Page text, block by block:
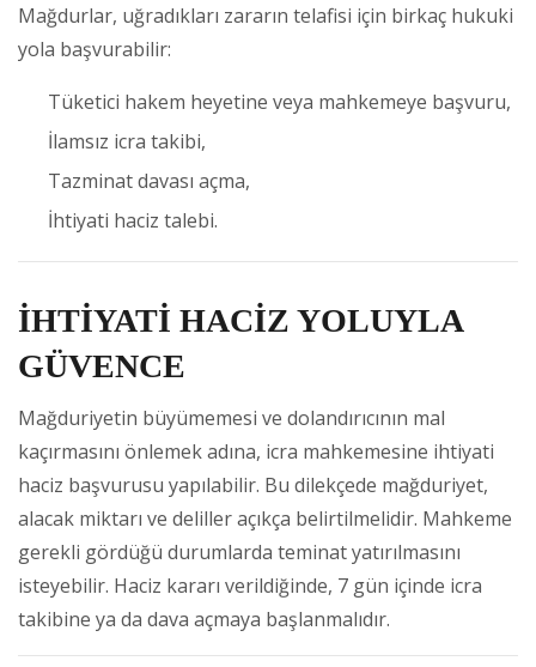
Mağdurlar, uğradıkları zararın telafisi için birkaç hukuki
yola başvurabilir:
Tüketici hakem heyetine veya mahkemeye başvuru,
İlamsız icra takibi,
Tazminat davası açma,
İhtiyati haciz talebi.
İHTİYATİ HACİZ YOLUYLA
GÜVENCE
Mağduriyetin büyümemesi ve dolandırıcının mal
kaçırmasını önlemek adına, icra mahkemesine ihtiyati
haciz başvurusu yapılabilir. Bu dilekçede mağduriyet,
alacak miktarı ve deliller açıkça belirtilmelidir. Mahkeme
gerekli gördüğü durumlarda teminat yatırılmasını
isteyebilir. Haciz kararı verildiğinde, 7 gün içinde icra
takibine ya da dava açmaya başlanmalıdır.